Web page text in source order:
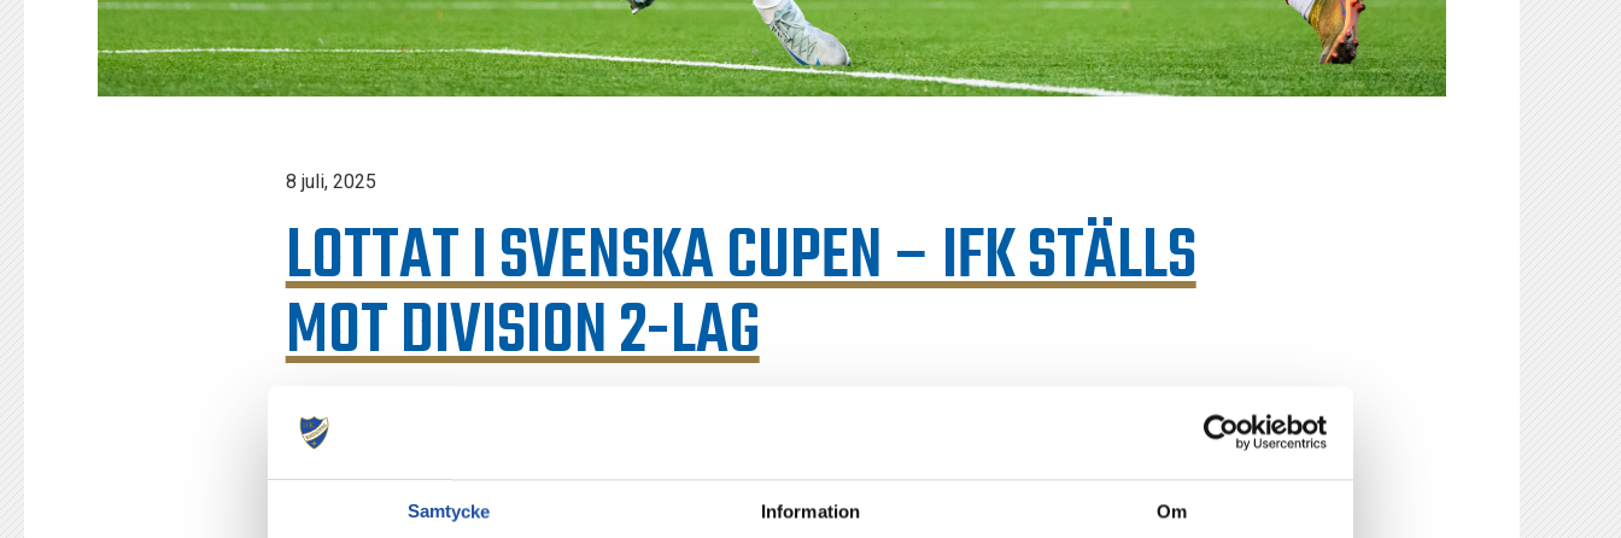
Samtycke Information Om
8 juli, 2025
LOTTAT I SVENSKA CUPEN – IFK STÄLLS
MOT DIVISION 2-LAG
Under tisdagen lottades andra omgången av Svenska Cupen. För IFK Norrköping väntar
Viggbyholms IK FF på bortaplan.
andra omgången av Svenska Cupen.